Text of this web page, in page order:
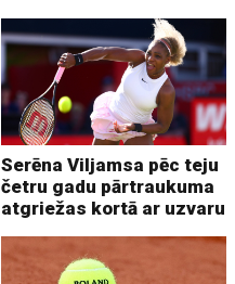
Serēna Viljamsa pēc teju
četru gadu pārtraukuma
atgriežas kortā ar uzvaru